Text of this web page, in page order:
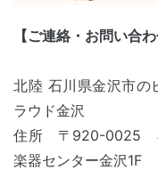
【ご連絡・お問い合わ
北陸 石川県金沢市の
ラウド金沢
住所 〒920-0025
楽器センター金沢1F